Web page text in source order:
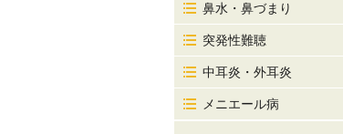
鼻水・鼻づまり
突発性難聴
中耳炎・外耳炎
メニエール病